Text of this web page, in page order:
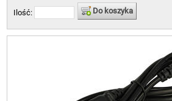
Ilość: Do koszyka